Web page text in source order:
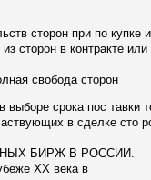
сторон при по
сторон в контракте или
свобода сторон
выборе срока пос тавки
в сделке сто
БИРЖ В РОССИИ.
XX века в